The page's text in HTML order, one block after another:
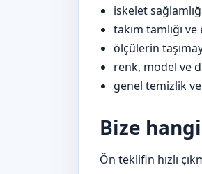
iskelet
takım tamlığı
ölçülerin
renk, model ve
genel temizlik
Bize
Ön teklifin hızlı